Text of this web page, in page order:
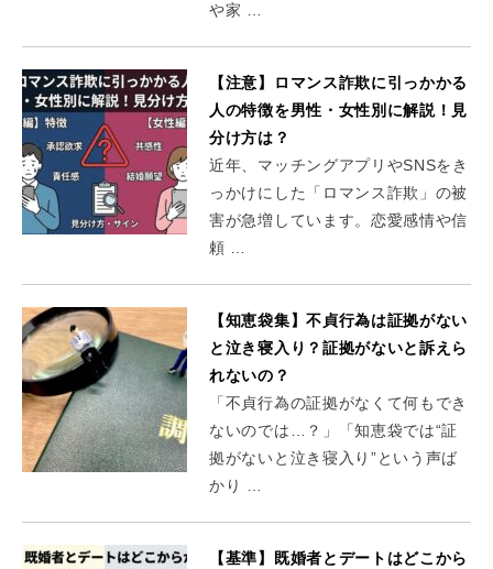
や家 …
【注意】ロマンス詐欺に引っかかる
人の特徴を男性・女性別に解説！見
分け方は？
近年、マッチングアプリやSNSをき
っかけにした「ロマンス詐欺」の被
害が急増しています。恋愛感情や信
頼 …
【知恵袋集】不貞行為は証拠がない
と泣き寝入り？証拠がないと訴えら
れないの？
「不貞行為の証拠がなくて何もでき
ないのでは…？」「知恵袋では“証
拠がないと泣き寝入り”という声ば
かり …
【基準】既婚者とデートはどこから